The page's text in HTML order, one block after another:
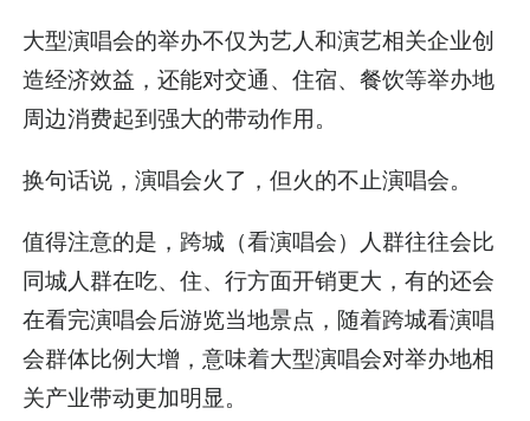
大型演唱会的举办不仅为艺人和演艺相关企业创
造经济效益，还能对交通、住宿、餐饮等举办地
周边消费起到强大的带动作用。
换句话说，演唱会火了，但火的不止演唱会。
值得注意的是，跨城（看演唱会）人群往往会比
同城人群在吃、住、行方面开销更大，有的还会
在看完演唱会后游览当地景点，随着跨城看演唱
会群体比例大增，意味着大型演唱会对举办地相
关产业带动更加明显。